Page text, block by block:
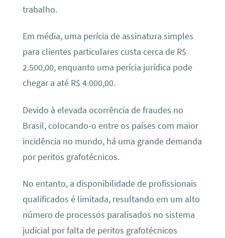
trabalho.
Em média, uma perícia de assinatura simples
para clientes particulares custa cerca de R$
2.500,00, enquanto uma perícia jurídica pode
chegar a até R$ 4.000,00.
Devido à elevada ocorrência de fraudes no
Brasil, colocando-o entre os países com maior
incidência no mundo, há uma grande demanda
por peritos grafotécnicos.
No entanto, a disponibilidade de profissionais
qualificados é limitada, resultando em um alto
número de processos paralisados no sistema
judicial por falta de peritos grafotécnicos